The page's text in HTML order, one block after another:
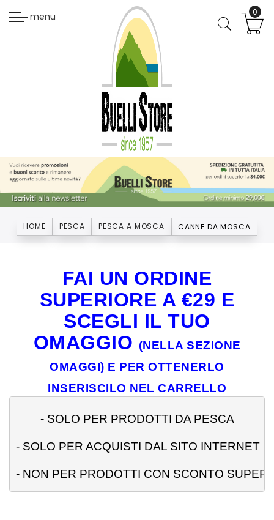
menu
HOME PESCA PESCA A MOSCA CANNE DA MOSCA
FAI UN ORDINE
SUPERIORE A €29 E
SCEGLI IL TUO
OMAGGIO (NELLA SEZIONE
OMAGGI) E PER OTTENERLO
INSERISCILO NEL CARRELLO
- SOLO PER PRODOTTI DA PESCA
- SOLO PER ACQUISTI DAL SITO INTERNET
- NON PER PRODOTTI CON SCONTO